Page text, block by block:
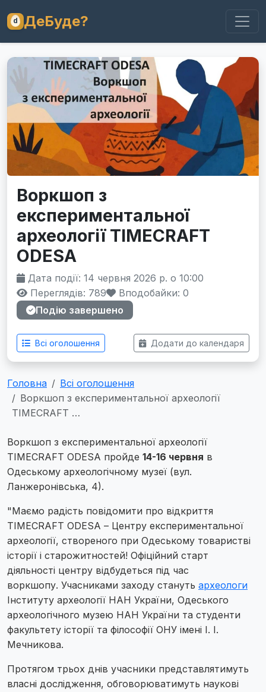
ДеБуде?
Воркшоп з
експериментальної
археології TIMECRAFT
ODESA
Дата події: 14 червня 2026 р. о 10:00
Переглядів: 789
Вподобайки: 0
Подію завершено
Всі оголошення Додати до календаря
Головна
Всі оголошення
Воркшоп з експериментальної археології
TIMECRAFT …
Воркшоп з експериментальної археології
TIMECRAFT ODESA пройде 14-16 червня в
Одеському археологічному музеї (вул.
Ланжеронівська, 4).
"Маємо радість повідомити про відкриття
TIMECRAFT ODESA – Центру експериментальної
археології, створеного при Одеському товаристві
історії і старожитностей! Офіційний старт
діяльності центру відбудеться під час
воркшопу. Учасниками заходу стануть археологи
Інституту археології НАН України, Одеського
археологічного музею НАН України та студенти
факультету історії та філософії ОНУ імені І. І.
Мечникова.
Протягом трьох днів учасники представлятимуть
власні дослідження, обговорюватимуть наукові